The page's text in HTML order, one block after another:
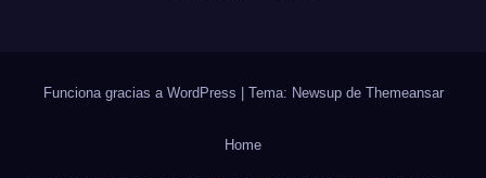
Funciona gracias a WordPress Tema: Newsup de Themeansar
Home